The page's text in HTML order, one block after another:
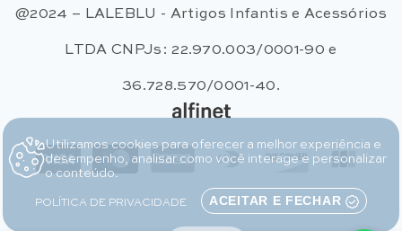
@2024 – LALEBLU - Artigos Infantis e Acessórios
LTDA CNPJs: 22.970.003/0001-90 e
36.728.570/0001-40.
Métodos de pagamento
Utilizamos cookies para oferecer a melhor experiência e
desempenho, analisar como você interage e personalizar
o conteúdo.
POLÍTICA DE PRIVACIDADE ACEITAR E FECHAR